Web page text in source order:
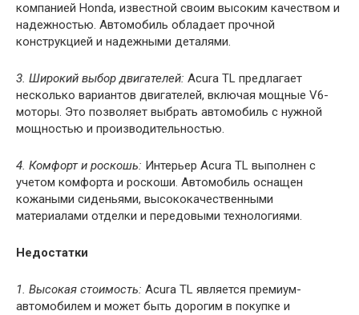
компанией Honda, известной своим высоким качеством и
надежностью. Автомобиль обладает прочной
конструкцией и надежными деталями.
3. Широкий выбор двигателей: Acura TL предлагает
несколько вариантов двигателей, включая мощные V6-
моторы. Это позволяет выбрать автомобиль с нужной
мощностью и производительностью.
4. Комфорт и роскошь: Интерьер Acura TL выполнен с
учетом комфорта и роскоши. Автомобиль оснащен
кожаными сиденьями, высококачественными
материалами отделки и передовыми технологиями.
Недостатки
1. Высокая стоимость: Acura TL является премиум-
автомобилем и может быть дорогим в покупке и